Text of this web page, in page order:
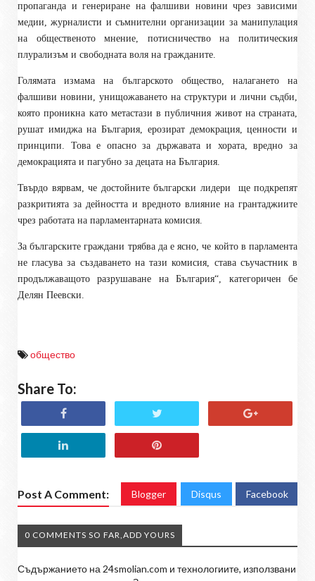
пропаганда и генериране на фалшиви новини чрез зависими
медии, журналисти и съмнителни организации за манипулация
на общественото мнение, потисничество на политическия
плурализъм и свободната воля на гражданите.
Голямата измама на българското общество, налагането на
фалшиви новини, унищожаването на структури и лични съдби,
която проникна като метастази в публичния живот на страната,
рушат имиджа на България, ерозират демокрация, ценности и
принципи. Това е опасно за държавата и хората, вредно за
демокрацията и пагубно за децата на България.
Твърдо вярвам, че достойните български лидери
ще подкрепят
разкритията за дейността и вредното влияние на грантаджиите
чрез работата на парламентарната комисия.
За българските граждани трябва да е ясно, че който в парламента
не гласува за създаването на тази комисия, става съучастник в
продължаващото разрушаване на България“, категоричен бе
Делян Пеевски.
общество
Share To:
Post A Comment: Blogger Disqus Facebook
0 COMMENTS SO FAR,ADD YOURS
Съдържанието на 24smolian.com и технологиите, използвани